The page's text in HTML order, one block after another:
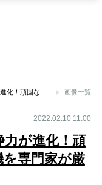
画像一覧
2022.02.10 11:00
が進化！頑
専門家が厳